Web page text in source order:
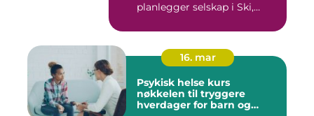
planlegger selskap i Ski,
16. mar
Psykisk helse kurs
nøkkelen til tryggere
hverdager for barn og